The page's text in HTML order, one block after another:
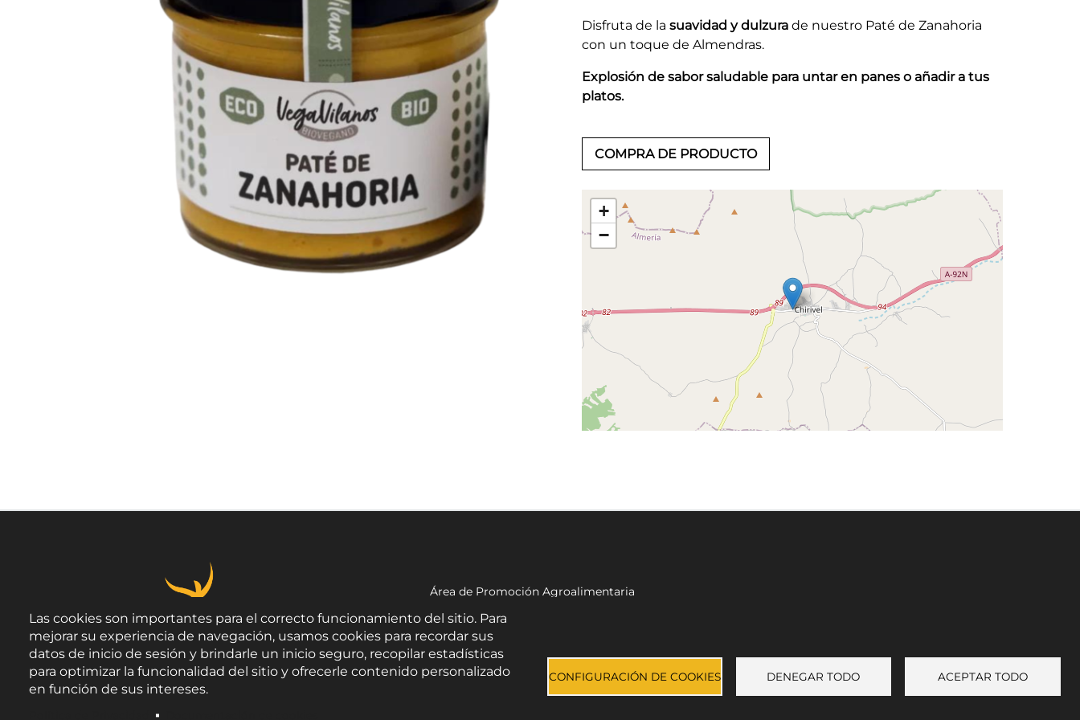
Disfruta de lasuavidad y dulzura de nuestro Paté de Zanahoria
con un toque de Almendras.
Explosión de sabor saludable para untar en panes o añadir a tus
platos.
COMPRA DE PRODUCTO
+
−
Área de Promoción Agroalimentaria
C/ Navarro Rodrigo, 17.
CP 04001. Almería.
Aviso legal-Política de privacidad-Accesibilidad
Las cookies son importantes para el correcto funcionamiento del sitio. Para
mejorar su experiencia de navegación, usamos cookies para recordar sus
datos de inicio de sesión y brindarle un inicio seguro, recopilar estadísticas
para optimizar la funcionalidad del sitio y ofrecerle contenido personalizado
en función de sus intereses.
CONFIGURACIÓN DE COOKIES DENEGAR TODO ACEPTAR TODO